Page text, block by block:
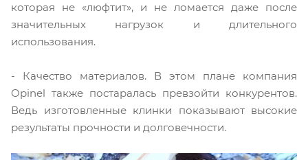
которая не «люфтит», и не ломается даже после
значительных нагрузок и длительного
использования.
- Качество материалов. В этом плане компания
Opinel также постаралась превзойти конкурентов.
Ведь изготовленные клинки показывают высокие
результаты прочности и долговечности.